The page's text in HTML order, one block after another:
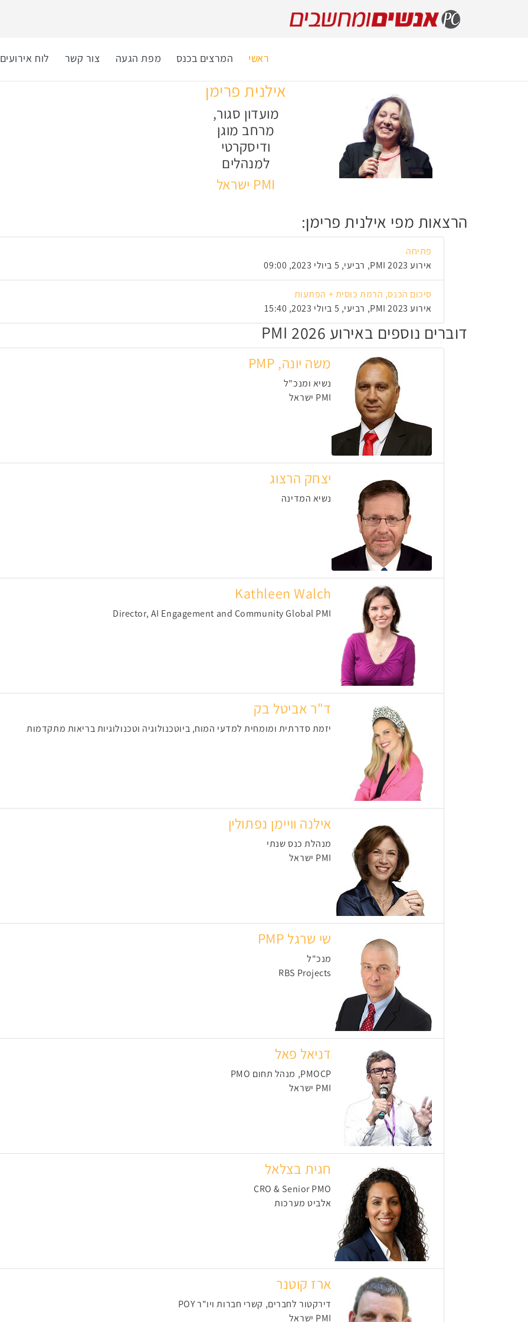
ראשי המרצים בכנס מפת הגעה צור קשר לוח אירועים
אילנית פרימן
מועדון סגור,
מרחב מוגן
ודיסקרטי
למנהלים
PMI ישראל
הרצאות מפי אילנית פרימן:
פתיחה
אירוע PMI 2023, רביעי, 5 ביולי 2023, 09:00
סיכום הכנס, הרמת כוסית + הפתעות
אירוע PMI 2023, רביעי, 5 ביולי 2023, 15:40
דוברים נוספים באירוע PMI 2026
משה יונה, PMP
נשיא ומנכ"ל
PMI ישראל
יצחק הרצוג
נשיא המדינה
Kathleen Walch
Director, AI Engagement and Community Global PMI
ד"ר אביטל בק
יזמת סדרתית ומומחית למדעי המוח, ביוטכנולוגיה וטכנולוגיות בריאות מתקדמות
אילנה וויימן נפתולין
מנהלת כנס שנתי
PMI ישראל
שי שרגל PMP
מנכ"ל
RBS Projects
דניאל פאל
PMOCP, מנהל תחום PMO
PMI ישראל
חגית בצלאל
CRO & Senior PMO
אלביט מערכות
ארז קוטנר
דירקטור לחברים, קשרי חברות ויו"ר POY
PMI ישראל